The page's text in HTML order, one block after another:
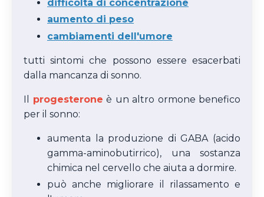
difficoltà di concentrazione
aumento di peso
cambiamenti dell'umore
tutti sintomi che possono essere esacerbati
dalla mancanza di sonno.
Il progesterone è un altro ormone benefico
per il sonno:
aumenta la produzione di GABA (acido
gamma-aminobutirrico), una sostanza
chimica nel cervello che aiuta a dormire.
può anche migliorare il rilassamento e